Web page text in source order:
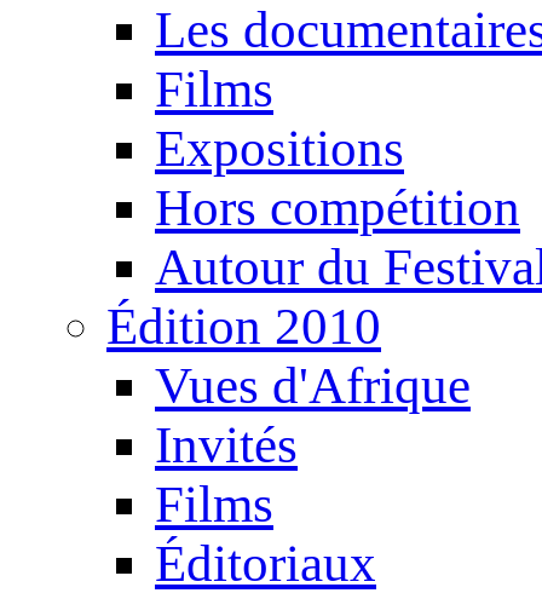
Les
Films
Expositions
Hors compétition
Autour du
Édition 2010
Vues d'Afrique
Invités
Films
Éditoriaux